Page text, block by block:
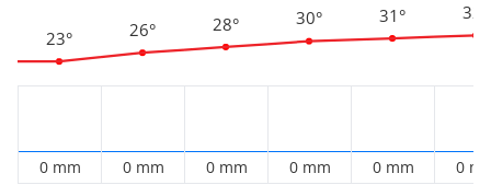
23°
0 mm
26°
0 mm
28°
0 mm
30°
0 mm
31°
0 mm
32°
0